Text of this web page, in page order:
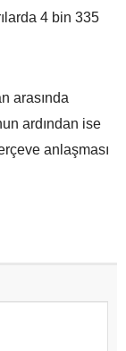
4 bin 335
arasında
ardından ise
anlaşması